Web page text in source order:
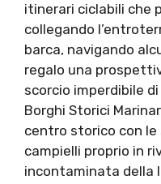
itinerari ciclabili che
collegando
barca, navigando
regalo una
scorcio imperdibile di
Borghi Storici
centro storico con le
campielli proprio in
incontaminata della